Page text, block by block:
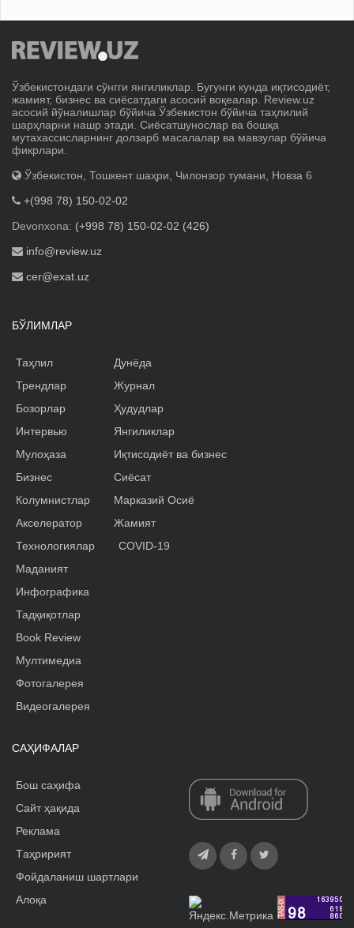
Ўзбекистондаги сўнгги янгиликлар. Бугунги кунда иқтисодиёт,
жамият, бизнес ва сиёсатдаги асосий воқеалар. Review.uz
асосий йўналишлар бўйича Ўзбекистон бўйича таҳлилий
шарҳларни нашр этади. Сиёсатшунослар ва бошқа
мутахассисларнинг долзарб масалалар ва мавзулар бўйича
фикрлари.
Ўзбекистон, Тошкент шаҳри, Чилонзор тумани, Новза 6
+(998 78) 150-02-02
Devonxona: (+998 78) 150-02-02 (426)
info@review.uz
cer@exat.uz
БЎЛИМЛАР
Таҳлил
Трендлар
Бозорлар
Интервью
Мулоҳаза
Бизнес
Колумнистлар
Акселератор
Дунёда
Журнал
Ҳудудлар
Янгиликлар
Иқтисодиёт ва бизнес
Сиёсат
Марказий Осиё
Жамият
Технологиялар
Маданият
Инфографика
Тадқиқотлар
Book Review
Мултимедиа
Фотогалерея
Видеогалерея
COVID-19
САҲИФАЛАР
Бош саҳифа
Сайт ҳақида
Реклама
Tаҳририят
Фойдаланиш шартлари
Алоқа